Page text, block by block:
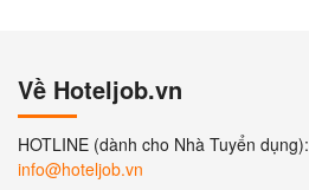
Về Hoteljob.vn
HOTLINE (dành cho Nhà Tuyển dụng):
info@hoteljob.vn